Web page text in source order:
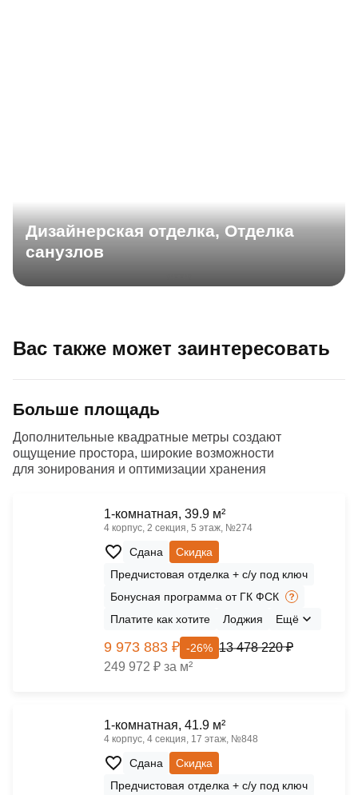
Дизайнерская отделка, Отделка
санузлов
Вас также может заинтересовать
Больше площадь
Дополнительные квадратные метры создают
ощущение простора, широкие возможности
для зонирования и оптимизации хранения
1-комнатная, 39.9 м²
4 корпус, 2 секция, 5 этаж, №274
Сдана
Скидка
Предчистовая отделка + с/у под ключ
Бонусная программа от ГК ФСК
Платите как хотите
Лоджия Ещё
9 973 883 ₽ -26% 13 478 220 ₽
249 972 ₽ за м²
1-комнатная, 41.9 м²
4 корпус, 4 секция, 17 этаж, №848
Сдана
Скидка
Предчистовая отделка + с/у под ключ